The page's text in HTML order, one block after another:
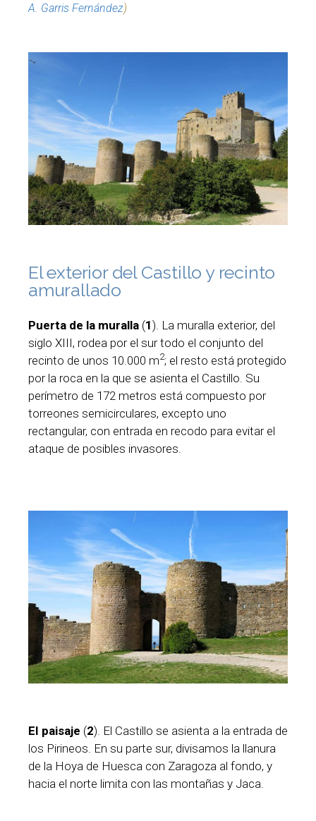
A. Garris Fernández)
El exterior del Castillo y recinto
amurallado
Puerta de la muralla (1). La muralla exterior, del
siglo XIII, rodea por el sur todo el conjunto del
recinto de unos 10.000 m2; el resto está protegido
por la roca en la que se asienta el Castillo. Su
perímetro de 172 metros está compuesto por
torreones semicirculares, excepto uno
rectangular, con entrada en recodo para evitar el
ataque de posibles invasores.
EI paisaje (2). El Castillo se asienta a la entrada de
los Pirineos. En su parte sur, divisamos la llanura
de la Hoya de Huesca con Zaragoza al fondo, y
hacia el norte limita con las montañas y Jaca.